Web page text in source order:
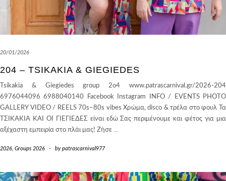
20/01/2026
204 – TSIKAKIA & GIEGIEDES
Tsikakia & Giegiedes group 2o4 www.patrascarnival.gr/2026-204
6976044096 6988040140 Facebook Instagram INFO / EVENTS PHOTO
GALLERY VIDEO / REELS 70s–80s vibes Χρώμα, disco & τρέλα στο φουλ Τα
ΤΣΙΚΑΚΙΑ ΚΑΙ ΟΙ ΓΙΕΓΙΕΔΕΣ είναι εδώ Σας περιμένουμε και φέτος για μια
αξέχαστη εμπειρία στο πλάι μας! Ζήσε …
2026 Groups 2026 - bypatrascarnival977